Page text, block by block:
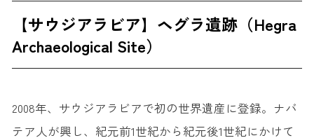
【サウジアラビア】ヘグラ遺跡（Hegra
Archaeological Site）
2008年、サウジアラビアで初の世界遺産に登録。ナバ
テア人が興し、紀元前1世紀から紀元後1世紀にかけて